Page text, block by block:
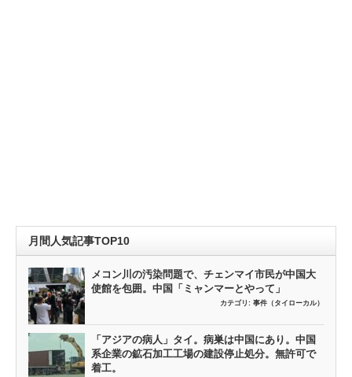
月間人気記事TOP10
メコン川の汚染問題で、チェンマイ市民が中国大
使館を包囲。中国「ミャンマーとやって」
カテゴリ: 事件（タイローカル）
「アジアの病人」タイ。病巣は中国にあり。中国
系企業の鉱石加工工場の建設停止処分。無許可で
着工。